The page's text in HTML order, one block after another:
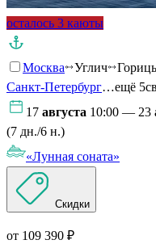
осталось 3 каюты
Москва Углич
Санкт-Петербург…ещё 5
17 августа 10:00 — 23
(7 дн./6 н.)
«Лунная соната»
Скидки
от 109 390 ₽